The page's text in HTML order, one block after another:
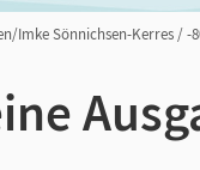
Imke Sönnichsen-Kerres / -